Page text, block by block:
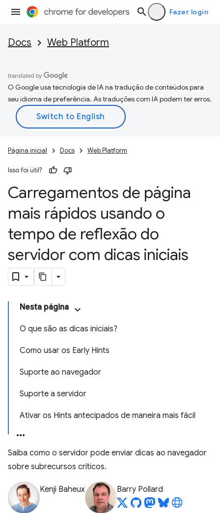
Fazer login
Docs Web Platform
O Google usa tecnologia de IA na tradução de conteúdos para
seu idioma de preferência. As traduções com IA podem ter erros.
Página inicial Docs Web Platform
Isso foi útil?
Carregamentos de página
mais rápidos usando o
tempo de reflexão do
servidor com dicas iniciais
Nesta página
O que são as dicas iniciais?
Como usar os Early Hints
Suporte ao navegador
Suporte a servidor
Ativar os Hints antecipados de maneira mais fácil
Saiba como o servidor pode enviar dicas ao navegador
sobre subrecursos críticos.
Kenji Baheux Barry Pollard